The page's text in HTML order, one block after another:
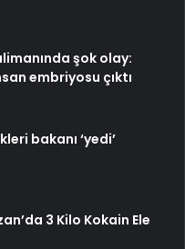
şok olay:
embriyosu çıktı
bakanı ‘yedi’
3 Kilo Kokain Ele